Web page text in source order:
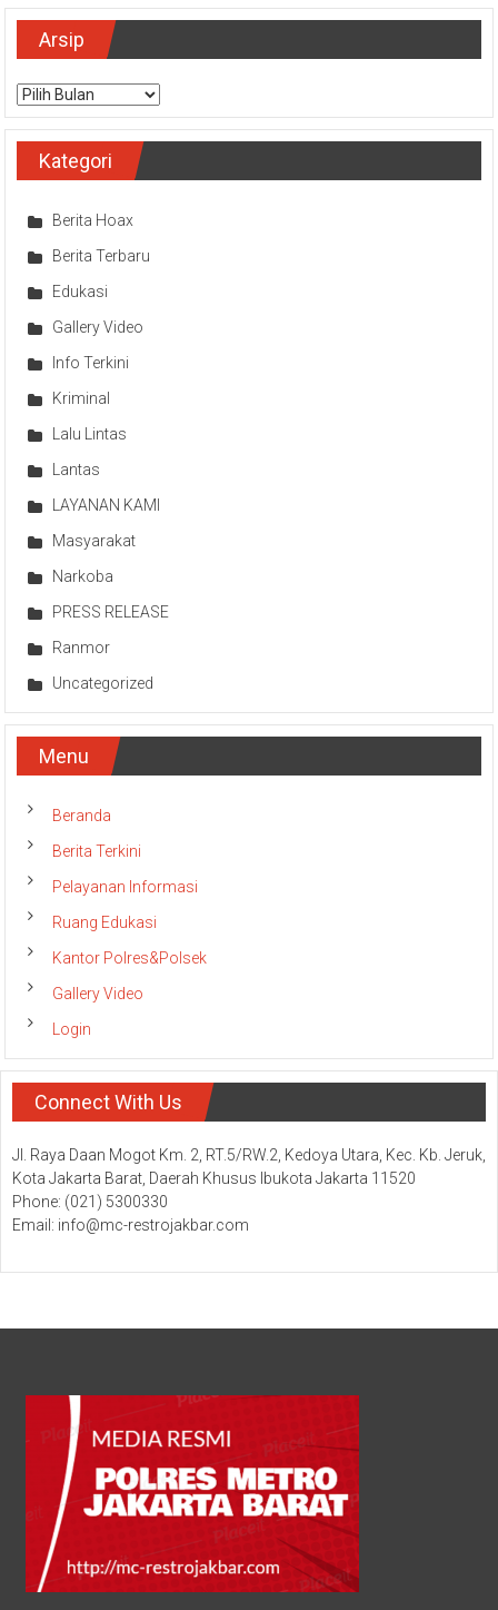
Arsip
Arsip
Kategori
Berita Hoax
Berita Terbaru
Edukasi
Gallery Video
Info Terkini
Kriminal
Lalu Lintas
Lantas
LAYANAN KAMI
Masyarakat
Narkoba
PRESS RELEASE
Ranmor
Uncategorized
Menu
Beranda
Berita Terkini
Pelayanan Informasi
Ruang Edukasi
Kantor Polres&Polsek
Gallery Video
Login
Connect With Us
Jl. Raya Daan Mogot Km. 2, RT.5/RW.2, Kedoya Utara, Kec. Kb. Jeruk,
Kota Jakarta Barat, Daerah Khusus Ibukota Jakarta 11520
Phone: (021) 5300330
Email: info@mc-restrojakbar.com